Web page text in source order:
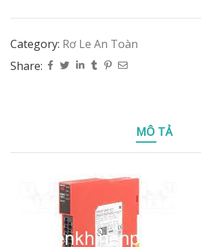
Category: Rơ Le An Toàn
Share:
MÔ TẢ